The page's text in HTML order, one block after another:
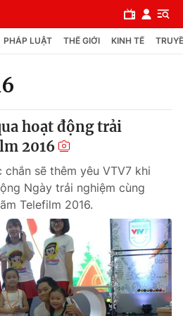
PHÁP LUẬT THẾ GIỚI KINH TẾ
hoạt động trải
2016
chắn sẽ thêm yêu VTV7 khi
Ngày trải nghiệm cùng
Telefilm 2016.